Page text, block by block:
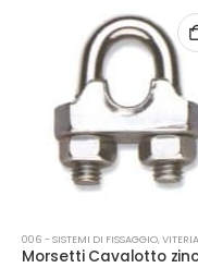
006 - SISTEMI DI FISSAGGIO,VITERIA